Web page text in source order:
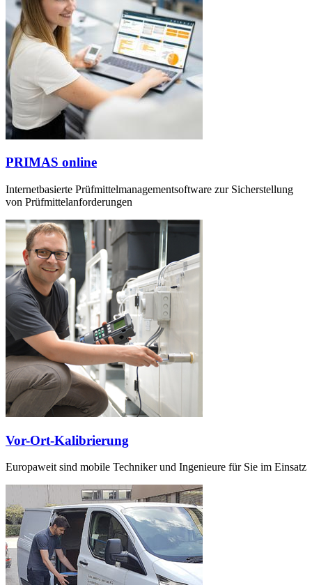
PRIMAS online
Internetbasierte Prüfmittelmanagementsoftware zur Sicherstellung
von Prüfmittelanforderungen
Vor-Ort-Kalibrierung
Europaweit sind mobile Techniker und Ingenieure für Sie im Einsatz